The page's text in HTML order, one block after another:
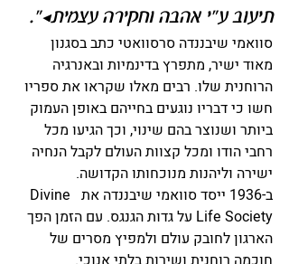
תיעוב ע"י אהבה וחקירה עצמית…".
סוואמי שיבננדה סרסוואטי כתב בסגנון
מאוד ישיר, מתפרץ בדינמיות ובאנרגיה
הרוחנית שלו. רבים מאלו שקראו את ספריו
חשו כי דבריו נוגעים בחייהם באופן העמוק
ביותר ושנוצר בהם שינוי, וכך הגיעו מכל
רחבי הודו ומכל קצוות העולם לקבל הנחיה
ישירה וליהנות מנוכחותו הקדושה.
ב-1936 ייסד סוואמי שיבננדה את  Divine
Life Society על גדות הגנגס. עם הזמן הפך
הארגון לחובק עולם ולמפיץ מסרים של